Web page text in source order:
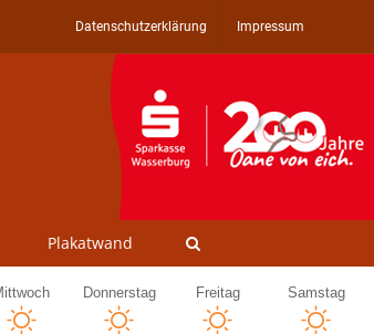
Datenschutzerklärung Impressum
Plakatwand